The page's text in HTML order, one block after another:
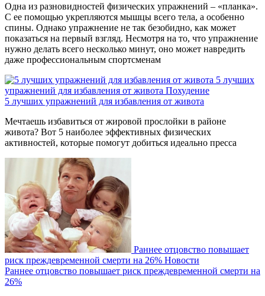
Одна из разновидностей физических упражнений – «планка».
С ее помощью укрепляются мышцы всего тела, а особенно
спины. Однако упражнение не так безобидно, как может
показаться на первый взгляд. Несмотря на то, что упражнение
нужно делать всего несколько минут, оно может навредить
даже профессиональным спортсменам
5 лучших
упражнений для избавления от живота Похудение
5 лучших упражнений для избавления от живота
Мечтаешь избавиться от жировой прослойки в районе
живота? Вот 5 наиболее эффективных физических
активностей, которые помогут добиться идеально пресса
Раннее отцовство повышает
риск преждевременной смерти на 26% Новости
Раннее отцовство повышает риск преждевременной смерти на
26%